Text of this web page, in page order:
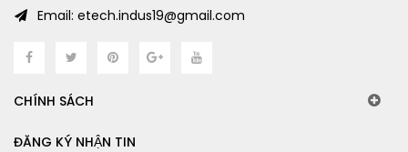
Email: etech.indus19@gmail.com
CHÍNH SÁCH
ĐĂNG KÝ NHẬN TIN